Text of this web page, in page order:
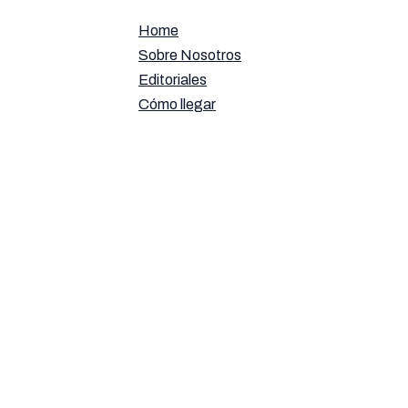
Home
Sobre Nosotros
Editoriales
Cómo llegar